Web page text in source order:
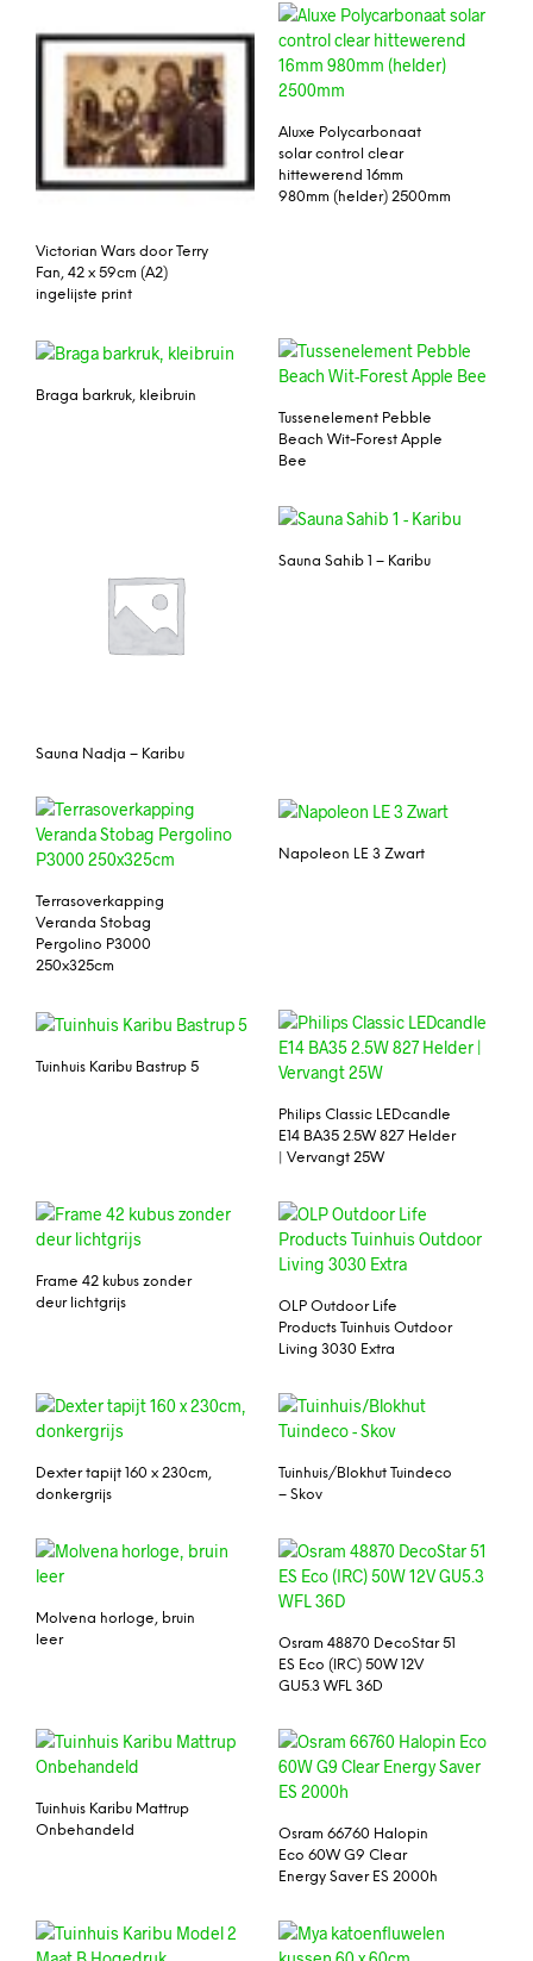
Victorian Wars door Terry
Fan, 42 x 59cm (A2)
ingelijste print
Aluxe Polycarbonaat
solar control clear
hittewerend 16mm
980mm (helder) 2500mm
Braga barkruk, kleibruin
Tussenelement Pebble
Beach Wit-Forest Apple
Bee
Sauna Nadja – Karibu
Sauna Sahib 1 – Karibu
Terrasoverkapping
Veranda Stobag
Pergolino P3000
250x325cm
Napoleon LE 3 Zwart
Tuinhuis Karibu Bastrup 5
Philips Classic LEDcandle
E14 BA35 2.5W 827 Helder
| Vervangt 25W
Frame 42 kubus zonder
deur lichtgrijs
OLP Outdoor Life
Products Tuinhuis Outdoor
Living 3030 Extra
Dexter tapijt 160 x 230cm,
donkergrijs
Tuinhuis/Blokhut Tuindeco
– Skov
Molvena horloge, bruin
leer
Osram 48870 DecoStar 51
ES Eco (IRC) 50W 12V
GU5.3 WFL 36D
Tuinhuis Karibu Mattrup
Onbehandeld
Osram 66760 Halopin
Eco 60W G9 Clear
Energy Saver ES 2000h